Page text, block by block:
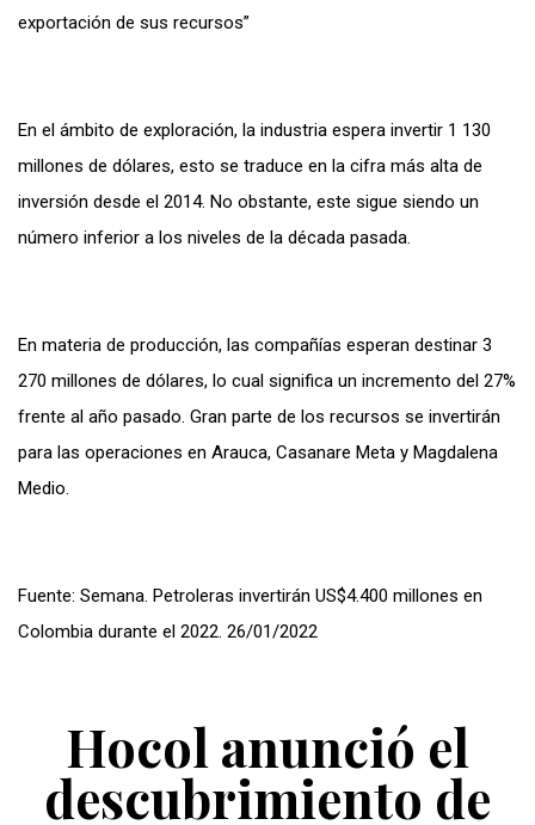
exportación de sus recursos”
En el ámbito de exploración, la industria espera invertir 1 130
millones de dólares, esto se traduce en la cifra más alta de
inversión desde el 2014. No obstante, este sigue siendo un
número inferior a los niveles de la década pasada.
En materia de producción, las compañías esperan destinar 3
270 millones de dólares, lo cual significa un incremento del 27%
frente al año pasado. Gran parte de los recursos se invertirán
para las operaciones en Arauca, Casanare Meta y Magdalena
Medio.
Fuente: Semana. Petroleras invertirán US$4.400 millones en
Colombia durante el 2022. 26/01/2022
Hocol anunció el
descubrimiento de